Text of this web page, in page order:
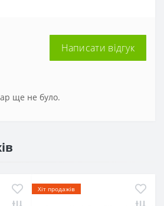
Написати відгук
ще не було.
Хіт продажів